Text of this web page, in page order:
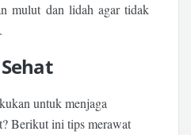
mulut dan lidah agar tidak
untuk menjaga
Berikut ini tips merawat